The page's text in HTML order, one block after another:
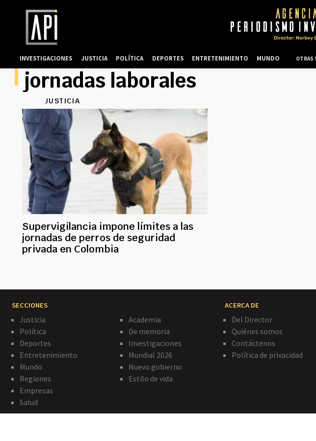
jornadas laborales
JUSTICIA
Supervigilancia impone límites a las
jornadas de perros de seguridad
privada en Colombia
SECCIONES
Justicia
Política
Deportes
Entretenimiento
Mundo
Regiones
Empresas
Salud
Academia
De memoria
Investigaciones
Mundial 2026
Nuevo gobierno
Estilo de vida
ACERCA DE
Del Director
Quiénes somos
Contáctenos
Política de privacidad
INVESTIGACIONES JUSTICIA POLÍTICA DEPORTES ENTRETENIMIENTO MUNDO OTRAS